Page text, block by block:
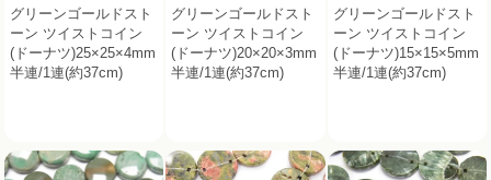
グリーンゴールドスト
ーン ツイストコイン
(ドーナツ)25×25×4mm
半連/1連(約37cm)
グリーンゴールドスト
ーン ツイストコイン
(ドーナツ)20×20×3mm
半連/1連(約37cm)
グリーンゴールドスト
ーン ツイストコイン
(ドーナツ)15×15×5mm
半連/1連(約37cm)